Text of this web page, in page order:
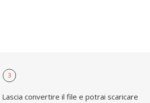
3
Lascia convertire il file e potrai scaricare